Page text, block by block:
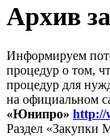
Архив
Информируем
процедур о том,
процедур для
на официальном
«Юнипро» http://
Раздел «Закупки